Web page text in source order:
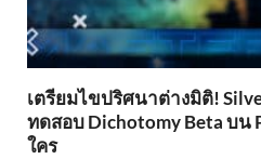
เตรียมไขปริศนาต่างมิติ!
ทดสอบ Dichotomy Beta บน
ใคร